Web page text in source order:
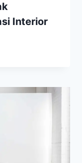
Interior